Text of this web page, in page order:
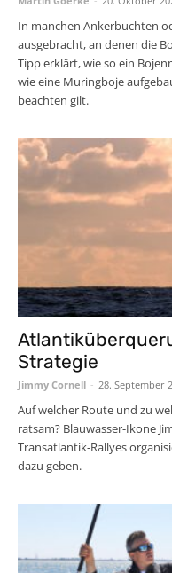
In manchen Ankerbuchten
ausgebracht, an denen die
Tipp erklärt, wie so ein
wie eine Muringboje
beachten gilt.
Strategie
Jimmy Cornell - 28. September
Auf welcher Route und zu
ratsam? Blauwasser-Ikone
Transatlantik-Rallyes
dazu geben.